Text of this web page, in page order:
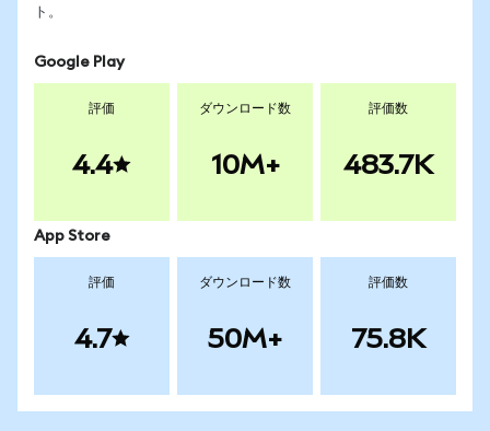
ト。
Google Play
評価
4.4
ダウンロード数
10M+
評価数
483.7K
App Store
評価
4.7
ダウンロード数
50M+
評価数
75.8K